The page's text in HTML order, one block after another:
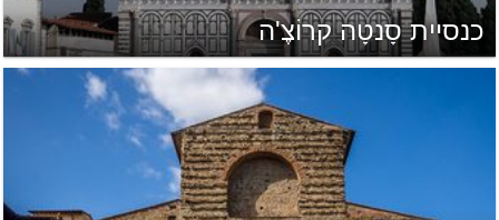
כנסיית סָנטָה קרוֹצֶ'ה